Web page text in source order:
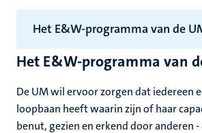
Het E&W-programma van de
Het E&W-programma van
De UM wil ervoor zorgen dat iedereen
loopbaan heeft waarin zijn of haar
benut, gezien en erkend door anderen